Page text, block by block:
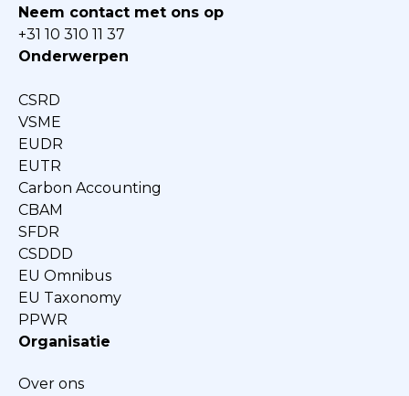
Neem contact met ons op
+31 10 310 11 37
Onderwerpen
CSRD
VSME
EUDR
EUTR
Carbon Accounting
CBAM
SFDR
CSDDD
EU Omnibus
EU Taxonomy
PPWR
Organisatie
Over ons